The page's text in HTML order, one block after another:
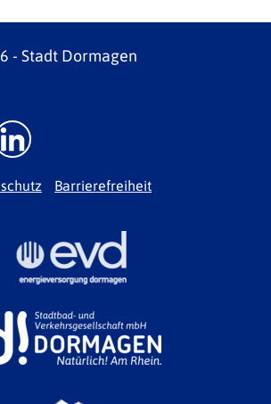
- Stadt Dormagen
Barrierefreiheit